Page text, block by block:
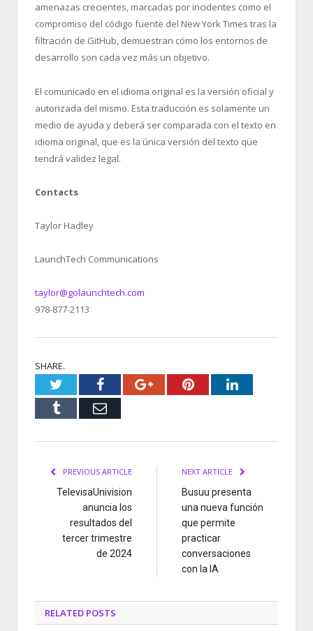
amenazas crecientes, marcadas por incidentes como el
compromiso del código fuente del New York Times tras la
filtración de GitHub, demuestran cómo los entornos de
desarrollo son cada vez más un objetivo.
El comunicado en el idioma original es la versión oficial y
autorizada del mismo. Esta traducción es solamente un
medio de ayuda y deberá ser comparada con el texto en
idioma original, que es la única versión del texto que
tendrá validez legal.
Contacts
Taylor Hadley
LaunchTech Communications
taylor@golaunchtech.com
978-877-2113
SHARE.
TwitterFacebookGoogle+PinterestLinkedIn
Tumblr Email
PREVIOUS ARTICLE
TelevisaUnivision
anuncia los
resultados del
tercer trimestre
de 2024
NEXT ARTICLE
Busuu presenta
una nueva función
que permite
practicar
conversaciones
con la IA
RELATED POSTS